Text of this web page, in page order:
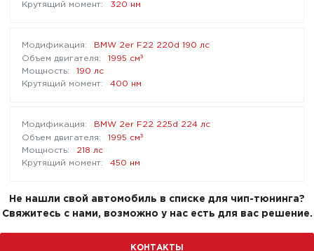
320 нм
BMW 2er F22 220d 190 лс
1995 см³
190 лс
400 нм
BMW 2er F22 225d 224 лс
1995 см³
218 лс
450 нм
Не нашли свой автомобиль в списке для чип-тюнинга?
Свяжитесь с нами, возможно у нас есть для вас решение.
КОНТАКТЫ